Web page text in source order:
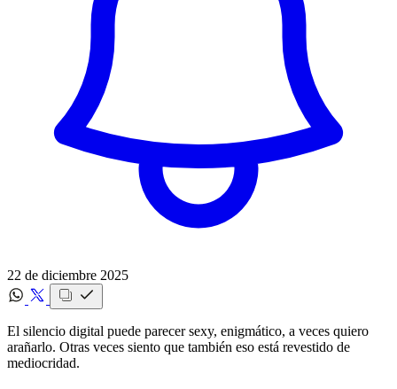
22 de diciembre 2025
El silencio digital puede parecer sexy, enigmático, a veces quiero
arañarlo. Otras veces siento que también eso está revestido de
mediocridad.